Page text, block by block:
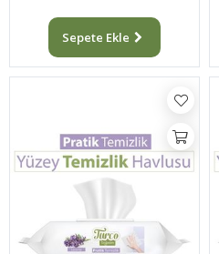
Sepete Ekle